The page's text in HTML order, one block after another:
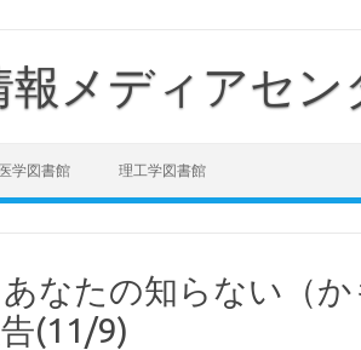
報メディアセ
医学図書館 理工学図書館
なたの知らない（
(11/9)